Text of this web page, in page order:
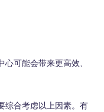
可能会带来更高效、
合考虑以上因素。有